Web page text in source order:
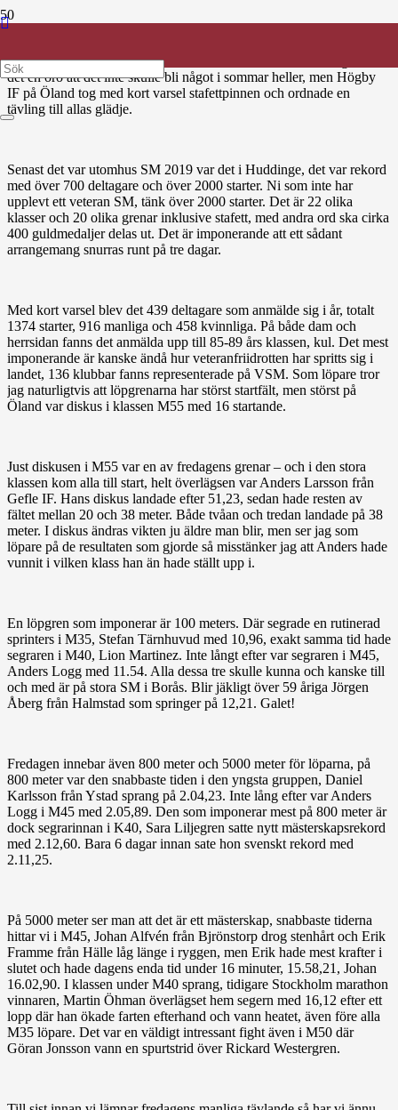
Veteraner över hela landet har länge suktat efter att träffas och få
inomhus SM i Malmö, det var senaste alla var samlade. Länge fanns
det en oro att det inte skulle bli något i sommar heller, men Högby
IF på Öland tog med kort varsel stafettpinnen och ordnade en
tävling till allas glädje.
Senast det var utomhus SM 2019 var det i Huddinge, det var rekord
med över 700 deltagare och över 2000 starter. Ni som inte har
upplevt ett veteran SM, tänk över 2000 starter. Det är 22 olika
klasser och 20 olika grenar inklusive stafett, med andra ord ska cirka
400 guldmedaljer delas ut. Det är imponerande att ett sådant
arrangemang snurras runt på tre dagar.
Med kort varsel blev det 439 deltagare som anmälde sig i år, totalt
1374 starter, 916 manliga och 458 kvinnliga. På både dam och
herrsidan fanns det anmälda upp till 85-89 års klassen, kul. Det mest
imponerande är kanske ändå hur veteranfriidrotten har spritts sig i
landet, 136 klubbar fanns representerade på VSM. Som löpare tror
jag naturligtvis att löpgrenarna har störst startfält, men störst på
Öland var diskus i klassen M55 med 16 startande.
Just diskusen i M55 var en av fredagens grenar – och i den stora
klassen kom alla till start, helt överlägsen var Anders Larsson från
Gefle IF. Hans diskus landade efter 51,23, sedan hade resten av
fältet mellan 20 och 38 meter. Både tvåan och tredan landade på 38
meter. I diskus ändras vikten ju äldre man blir, men ser jag som
löpare på de resultaten som gjorde så misstänker jag att Anders hade
vunnit i vilken klass han än hade ställt upp i.
En löpgren som imponerar är 100 meters. Där segrade en rutinerad
sprinters i M35, Stefan Tärnhuvud med 10,96, exakt samma tid hade
segraren i M40, Lion Martinez. Inte långt efter var segraren i M45,
Anders Logg med 11.54. Alla dessa tre skulle kunna och kanske till
och med är på stora SM i Borås. Blir jäkligt över 59 åriga Jörgen
Åberg från Halmstad som springer på 12,21. Galet!
Fredagen innebar även 800 meter och 5000 meter för löparna, på
800 meter var den snabbaste tiden i den yngsta gruppen, Daniel
Karlsson från Ystad sprang på 2.04,23. Inte lång efter var Anders
Logg i M45 med 2.05,89. Den som imponerar mest på 800 meter är
dock segrarinnan i K40, Sara Liljegren satte nytt mästerskapsrekord
med 2.12,60. Bara 6 dagar innan sate hon svenskt rekord med
2.11,25.
På 5000 meter ser man att det är ett mästerskap, snabbaste tiderna
hittar vi i M45, Johan Alfvén från Bjrönstorp drog stenhårt och Erik
Framme från Hälle låg länge i ryggen, men Erik hade mest krafter i
slutet och hade dagens enda tid under 16 minuter, 15.58,21, Johan
16.02,90. I klassen under M40 sprang, tidigare Stockholm marathon
vinnaren, Martin Öhman överlägset hem segern med 16,12 efter ett
lopp där han ökade farten efterhand och vann heatet, även före alla
M35 löpare. Det var en väldigt intressant fight även i M50 där
Göran Jonsson vann en spurtstrid över Rickard Westergren.